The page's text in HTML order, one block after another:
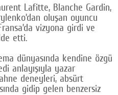
Lafitte, Blanche Gardin,
oluşan oyuncu
vizyona girdi ve
etti.
dünyasında kendine özgü
anlayışıyla yazar
deneyleri, absürt
gidip gelen benzersiz